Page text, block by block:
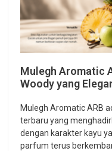
Mulegh Aromatic
Woody yang
Mulegh Aromatic ARB
terbaru yang
dengan karakter kayu
parfum terus